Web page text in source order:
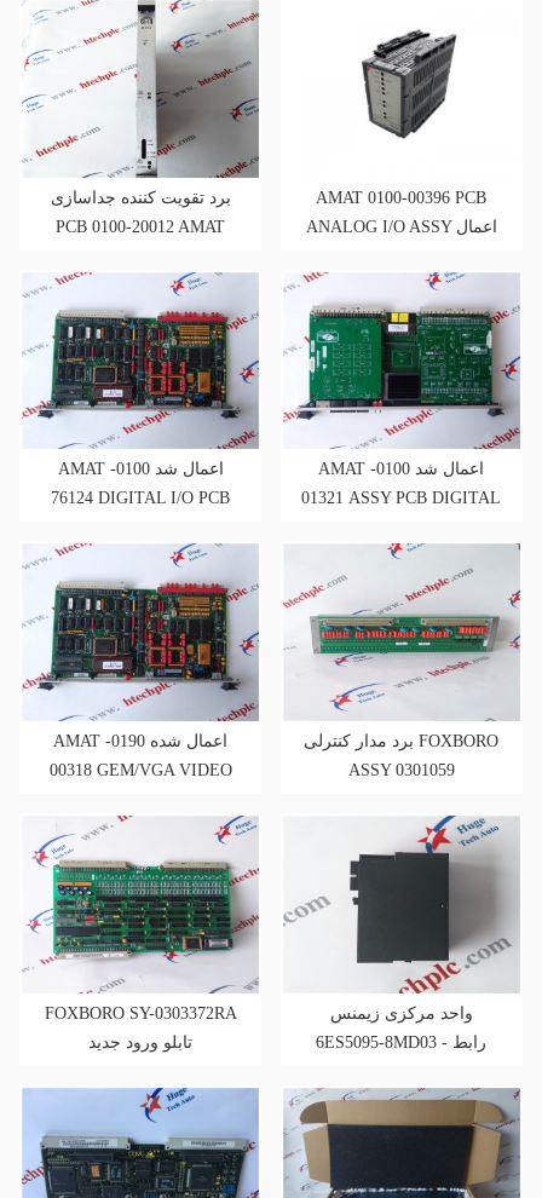
برد تقویت کننده جداسازی
PCB 0100-20012 AMAT
AMAT 0100-00396 PCB
ANALOG I/O ASSY اعمال
AMAT اعمال شد 0100-
76124 DIGITAL I/O PCB
AMAT اعمال شد 0100-
01321 ASSY PCB DIGITAL
AMAT اعمال شده 0190-
00318 GEM/VGA VIDEO
برد مدار کنترلی FOXBORO
ASSY 0301059
FOXBORO SY-0303372RA
تابلو ورود جدید
واحد مرکزی زیمنس
6ES5095-8MD03 - رابط